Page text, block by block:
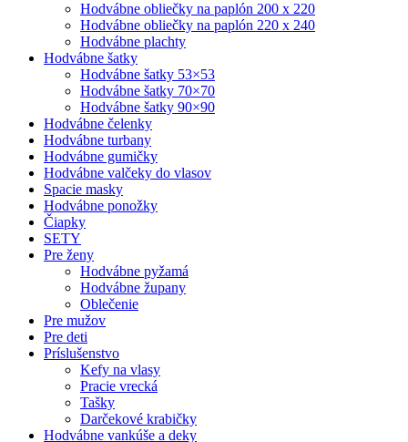
Hodvábne obliečky na paplón 200 x 220
Hodvábne obliečky na paplón 220 x 240
Hodvábne plachty
Hodvábne šatky
Hodvábne šatky 53×53
Hodvábne šatky 70×70
Hodvábne šatky 90×90
Hodvábne čelenky
Hodvábne turbany
Hodvábne gumičky
Hodvábne valčeky do vlasov
Spacie masky
Hodvábne ponožky
Čiapky
SETY
Pre ženy
Hodvábne pyžamá
Hodvábne župany
Oblečenie
Pre mužov
Pre deti
Príslušenstvo
Kefy na vlasy
Pracie vrecká
Tašky
Darčekové krabičky
Hodvábne vankúše a deky